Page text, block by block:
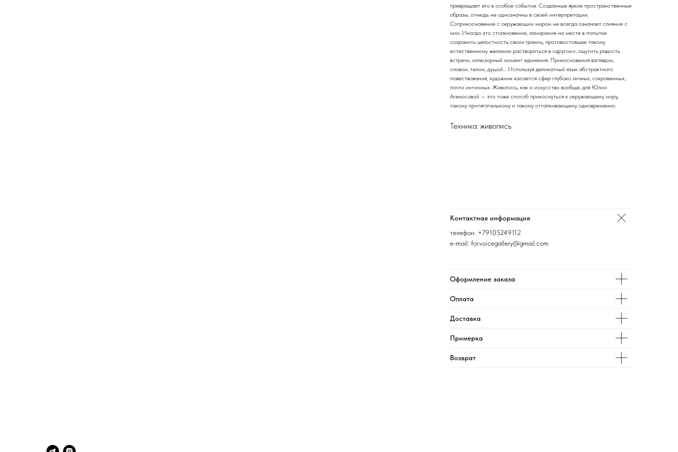
превращает его в особое событие. Созданные яркие пространственные
образы, отнюдь не однозначны в своей интерпретации.
Соприкосновение с окружающим миром не всегда означает слияние с
ним. Иногда это столкновение, замирание на месте в попытке
сохранить целостность своих границ, противостоящее такому
естественному желанию раствориться в «другом», ощутить радость
встречи, иллюзорный момент единения. Прикосновения взглядом,
словом, телом, душой… Используя деликатный язык абстрактного
повествования, художник касается сфер глубоко личных, сокровенных,
почти интимных. Живопись, как и искусство вообще, для Юлии
Агеносовой — это тоже способ прикоснуться к окружающему миру,
такому притягательному и такому отталкивающему одновременно.
Техника: живопись
Контактная информация
телефон: +79105249112
e-mail: for.voicegallery@gmail.com
Оформление заказа
Оплата
Доставка
Примерка
Возврат